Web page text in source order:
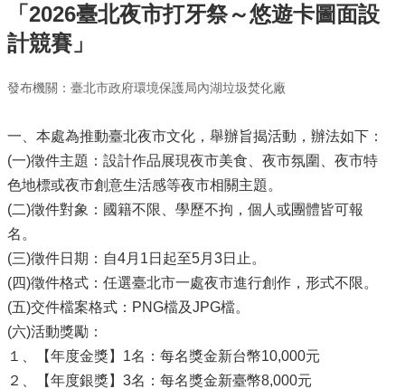
「2026臺北夜市打牙祭～悠遊卡圖面設
計競賽」
發布機關：臺北市政府環境保護局內湖垃圾焚化廠
一、本處為推動臺北夜市文化，舉辦旨揭活動，辦法如下：
(一)徵件主題：設計作品展現夜市美食、夜市氛圍、夜市特
色地標或夜市創意生活感等夜市相關主題。
(二)徵件對象：國籍不限、學歷不拘，個人或團體皆可報
名。
(三)徵件日期：自4月1日起至5月3日止。
(四)徵件格式：任選臺北市一處夜市進行創作，形式不限。
(五)交件檔案格式：PNG檔及JPG檔。
(六)活動獎勵：
１、【年度金獎】1名：每名獎金新台幣10,000元
２、【年度銀獎】3名：每名獎金新臺幣8,000元